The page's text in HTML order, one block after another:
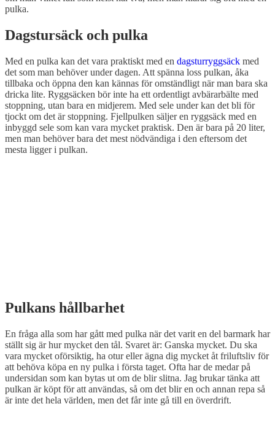
pulka.
Dagstursäck och pulka
Med en pulka kan det vara praktiskt med en dagsturryggsäck med
det som man behöver under dagen. Att spänna loss pulkan, åka
tillbaka och öppna den kan kännas för omständligt när man bara ska
dricka lite. Ryggsäcken bör inte ha ett ordentligt avbärarbälte med
stoppning, utan bara en midjerem. Med sele under kan det bli för
tjockt om det är stoppning. Fjellpulken säljer en ryggsäck med en
inbyggd sele som kan vara mycket praktisk. Den är bara på 20 liter,
men man behöver bara det mest nödvändiga i den eftersom det
mesta ligger i pulkan.
Pulkans hållbarhet
En fråga alla som har gått med pulka när det varit en del barmark har
ställt sig är hur mycket den tål. Svaret är: Ganska mycket. Du ska
vara mycket oförsiktig, ha otur eller ägna dig mycket åt friluftsliv för
att behöva köpa en ny pulka i första taget. Ofta har de medar på
undersidan som kan bytas ut om de blir slitna. Jag brukar tänka att
pulkan är köpt för att användas, så om det blir en och annan repa så
är inte det hela världen, men det får inte gå till en överdrift.